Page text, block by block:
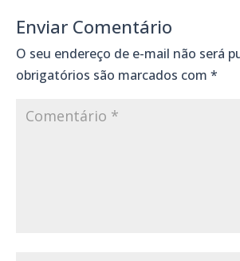
Enviar Comentário
O seu endereço de e-mail não será
obrigatórios são marcados com *